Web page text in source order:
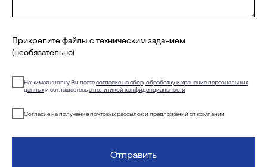
Прикрепите файлы с техническим заданием
(необязательно)
Нажимая кнопку Вы даетесогласие на сбор, обработку и хранение персональных
данныхи соглашаетесьс политикой конфиденциальности
Согласие на получение почтовых рассылок и предложений от компании
Отправить